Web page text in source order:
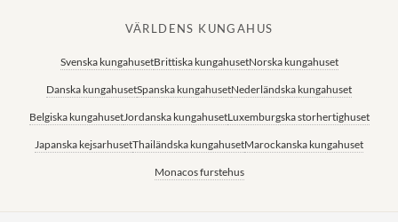
VÄRLDENS KUNGAHUS
Svenska kungahusetBrittiska kungahusetNorska kungahuset
Danska kungahusetSpanska kungahusetNederländska kungahuset
Belgiska kungahusetJordanska kungahusetLuxemburgska storhertighuset
Japanska kejsarhusetThailändska kungahusetMarockanska kungahuset
Monacos furstehus